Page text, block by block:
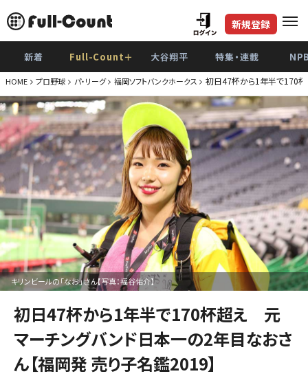
新規登録
新着 Full-Count＋ 大谷翔平 特集・連載
HOME プロ野球 パ・リーグ 福岡ソフトバンクホークス 初日47杯から1年半で170
キリンビールの「なお」さん【写真：福谷佑介】
初日47杯から1年半で170杯超え 元
マーチングバンド日本一の2年目なおさ
ん【福岡発 売り子名鑑2019】